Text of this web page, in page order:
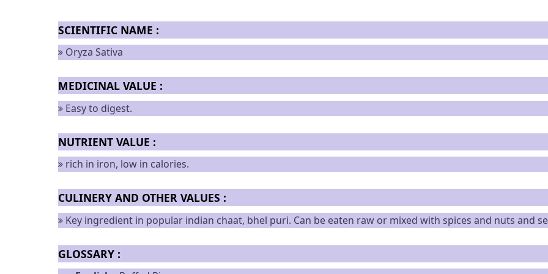
SCIENTIFIC NAME :
Oryza Sativa
MEDICINAL VALUE :
Easy to digest.
NUTRIENT VALUE :
rich in iron, low in calories.
CULINERY AND OTHER VALUES :
Key ingredient in popular indian chaat, bhel puri. Can be eaten raw or mixed with spices and nuts and
GLOSSARY :